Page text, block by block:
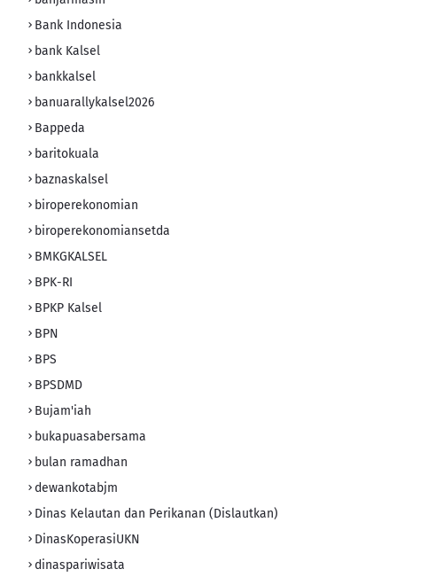
Bank Indonesia
bank Kalsel
bankkalsel
banuarallykalsel2026
Bappeda
baritokuala
baznaskalsel
biroperekonomian
biroperekonomiansetda
BMKGKALSEL
BPK-RI
BPKP Kalsel
BPN
BPS
BPSDMD
Bujam'iah
bukapuasabersama
bulan ramadhan
dewankotabjm
Dinas Kelautan dan Perikanan (Dislautkan)
DinasKoperasiUKN
dinaspariwisata